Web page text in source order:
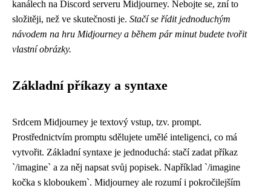
kanálech na Discord serveru Midjourney. Nebojte se, zní to
složitěji, než ve skutečnosti je. Stačí se řídit jednoduchým
návodem na hru Midjourney a během pár minut budete tvořit
vlastní obrázky.
Základní příkazy a syntaxe
Srdcem Midjourney je textový vstup, tzv. prompt.
Prostřednictvím promptu sdělujete umělé inteligenci, co má
vytvořit. Základní syntaxe je jednoduchá: stačí zadat příkaz
`/imagine` a za něj napsat svůj popisek. Například `/imagine
kočka s kloboukem`. Midjourney ale rozumí i pokročilejším